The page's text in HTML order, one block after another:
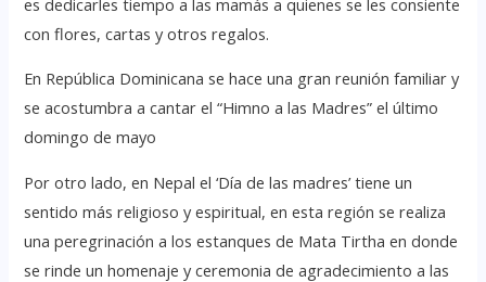
con flores, cartas y otros regalos.
En República Dominicana se hace una gran reunión familiar y
se acostumbra a cantar el “Himno a las Madres” el último
domingo de mayo
Por otro lado, en Nepal el ‘Día de las madres’ tiene un
sentido más religioso y espiritual, en esta región se realiza
una peregrinación a los estanques de Mata Tirtha en donde
se rinde un homenaje y ceremonia de agradecimiento a las